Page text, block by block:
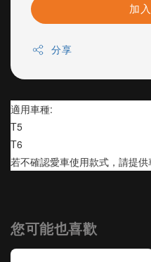
加
分享
適用車種:
T5
T6
若不確認愛車使用款式，請提
您可能也喜歡